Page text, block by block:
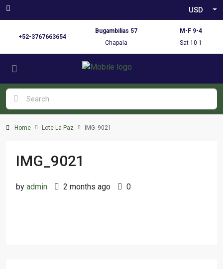
USD
+52-3767663654
Bugambilias 57
Chapala
M-F 9-4
Sat 10-1
Home Lote La Paz IMG_9021
IMG_9021
by admin 2 months ago 0